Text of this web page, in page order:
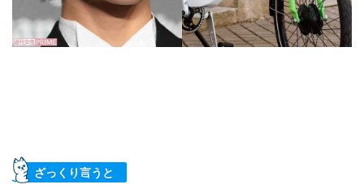
ざっくり言うと